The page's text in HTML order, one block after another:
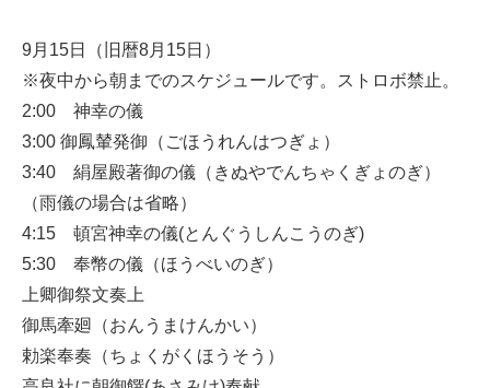
9月15日（旧暦8月15日）
※夜中から朝までのスケジュールです。ストロボ禁止。
2:00 神幸の儀
3:00 御鳳輦発御（ごほうれんはつぎょ）
3:40 絹屋殿著御の儀（きぬやでんちゃくぎょのぎ）
（雨儀の場合は省略）
4:15 頓宮神幸の儀(とんぐうしんこうのぎ)
5:30 奉幣の儀（ほうべいのぎ）
上卿御祭文奏上
御馬牽廻（おんうまけんかい）
勅楽奉奏（ちょくがくほうそう）